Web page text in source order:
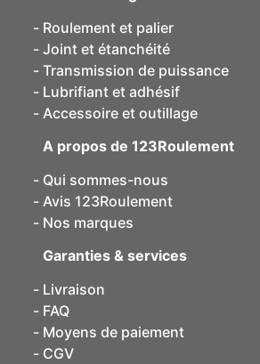
Roulement et palier
Joint et étanchéité
Transmission de puissance
Lubrifiant et adhésif
Accessoire et outillage
A propos de 123Roulement
Qui sommes-nous
Avis 123Roulement
Nos marques
Garanties & services
Livraison
FAQ
Moyens de paiement
CGV